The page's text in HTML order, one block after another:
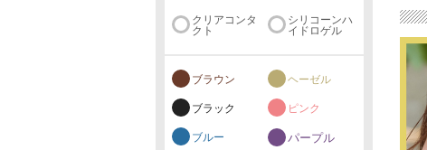
クリアコンタ
クト
シリコーンハ
イドロゲル
ブラウン ヘーゼル
ブラック ピンク
ブルー パープル